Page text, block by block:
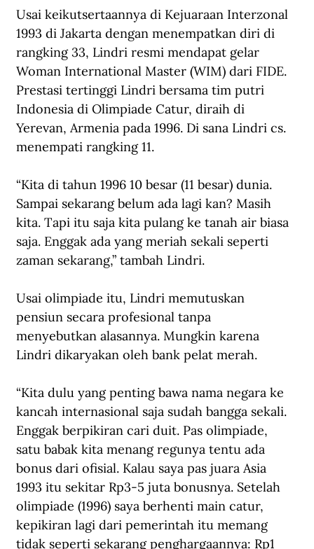
Usai keikutsertaannya di Kejuaraan Interzonal
1993 di Jakarta dengan menempatkan diri di
rangking 33, Lindri resmi mendapat gelar
Woman International Master (WIM) dari FIDE.
Prestasi tertinggi Lindri bersama tim putri
Indonesia di Olimpiade Catur, diraih di
Yerevan, Armenia pada 1996. Di sana Lindri cs.
menempati rangking 11.
“Kita di tahun 1996 10 besar (11 besar) dunia.
Sampai sekarang belum ada lagi kan? Masih
kita. Tapi itu saja kita pulang ke tanah air biasa
saja. Enggak ada yang meriah sekali seperti
zaman sekarang,” tambah Lindri.
Usai olimpiade itu, Lindri memutuskan
pensiun secara profesional tanpa
menyebutkan alasannya. Mungkin karena
Lindri dikaryakan oleh bank pelat merah.
“Kita dulu yang penting bawa nama negara ke
kancah internasional saja sudah bangga sekali.
Enggak berpikiran cari duit. Pas olimpiade,
satu babak kita menang regunya tentu ada
bonus dari ofisial. Kalau saya pas juara Asia
1993 itu sekitar Rp3-5 juta bonusnya. Setelah
olimpiade (1996) saya berhenti main catur,
kepikiran lagi dari pemerintah itu memang
tidak seperti sekarang penghargaannya: Rp1